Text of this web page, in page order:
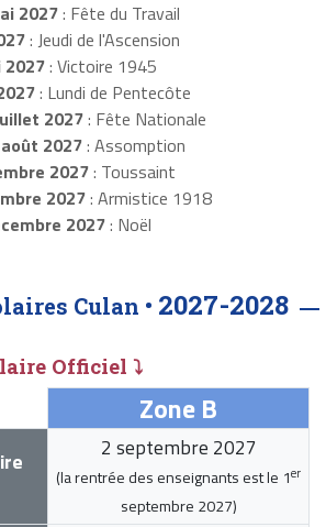
2027: Fête du Travail
: Jeudi de l'Ascension
2027: Victoire 1945
: Lundi de Pentecôte
2027: Fête Nationale
2027: Assomption
2027: Toussaint
2027: Armistice 1918
2027: Noël
Culan • 2027-2028
Officiel ⤵
Zone B
2 septembre 2027
(la rentrée des enseignants est le 1er
septembre 2027)